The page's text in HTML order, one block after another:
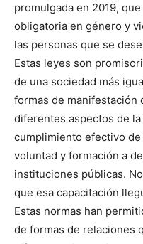
promulgada en 2019,
obligatoria en género y
las personas que se
Estas leyes son
de una sociedad más
formas de manifestación
diferentes aspectos de
cumplimiento efectivo
voluntad y formación a
instituciones públicas.
que esa capacitación
Estas normas han
de formas de relaciones